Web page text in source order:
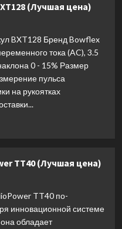
(Лучшая цена)
BXT128 Бренд Bowflex
тока (AC), 3.5
0 - 15% Размер
пульса
на рукоятках
TT40 (Лучшая цена)
TT40 по-
инновационной системе
обладает